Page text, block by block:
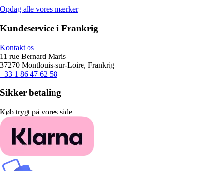
Opdag alle vores mærker
Kundeservice i Frankrig
Kontakt os
11 rue Bernard Maris
37270 Montlouis-sur-Loire, Frankrig
+33 1 86 47 62 58
Sikker betaling
Køb trygt på vores side